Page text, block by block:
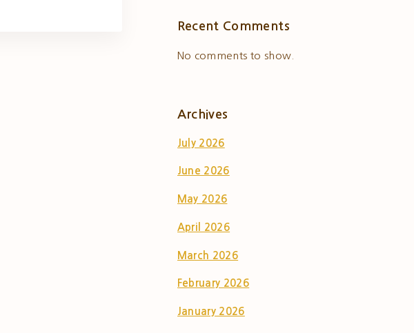
Recent Comments
No comments to show.
Archives
July 2026
June 2026
May 2026
April 2026
March 2026
February 2026
January 2026